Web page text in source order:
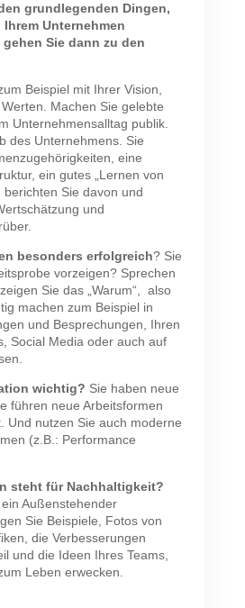
grundlegenden Dingen,
Unternehmen
Sie dann zu den
Beispiel mit Ihrer Vision,
Machen Sie gelebte
Unternehmensalltag publik.
des Unternehmens. Sie
eine
ein gutes „Lernen von
berichten Sie davon und
und
besonders erfolgreich? Sie
vorzeigen? Sprechen
Sie das „Warum“, also
machen zum Beispiel in
und Besprechungen, Ihren
Social Media oder auch auf
wichtig? Sie haben neue
führen neue Arbeitsformen
Und nutzen Sie auch moderne
(z.B.: Performance
steht für Nachhaltigkeit?
Außenstehender
Sie Beispiele, Fotos von
die Verbesserungen
und die Ideen Ihres Teams,
Leben erwecken.